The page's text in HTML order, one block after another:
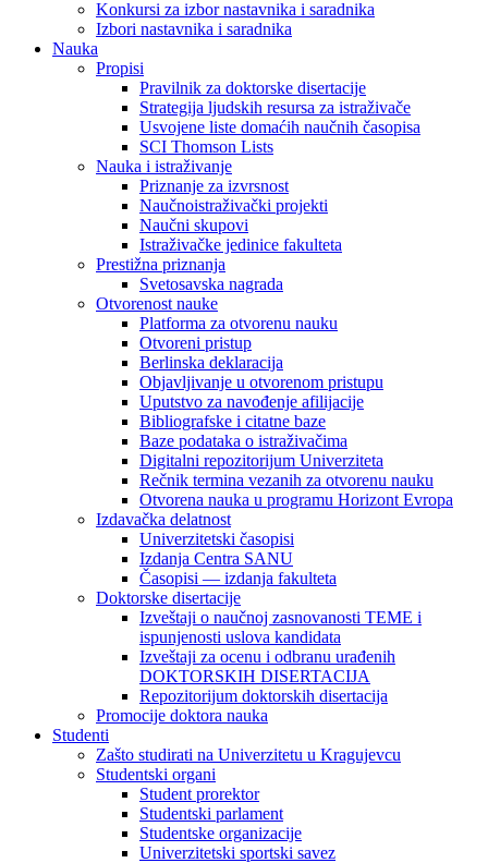
Konkursi za izbor nastavnika i saradnika
Izbori nastavnika i saradnika
Nauka
Propisi
Pravilnik za doktorske disertacije
Strategija ljudskih resursa za istraživače
Usvojene liste domaćih naučnih časopisa
SCI Thomson Lists
Nauka i istraživanje
Priznanje za izvrsnost
Naučnoistraživački projekti
Naučni skupovi
Istraživačke jedinice fakulteta
Prestižna priznanja
Svetosavska nagrada
Otvorenost nauke
Platforma za otvorenu nauku
Otvoreni pristup
Berlinska deklaracija
Objavljivanje u otvorenom pristupu
Uputstvo za navođenje afilijacije
Bibliografske i citatne baze
Baze podataka o istraživačima
Digitalni repozitorijum Univerziteta
Rečnik termina vezanih za otvorenu nauku
Otvorena nauka u programu Horizont Evropa
Izdavačka delatnost
Univerzitetski časopisi
Izdanja Centra SANU
Časopisi — izdanja fakulteta
Doktorske disertacije
Izveštaji o naučnoj zasnovanosti TEME i
ispunjenosti uslova kandidata
Izveštaji za ocenu i odbranu urađenih
DOKTORSKIH DISERTACIJA
Repozitorijum doktorskih disertacija
Promocije doktora nauka
Studenti
Zašto studirati na Univerzitetu u Kragujevcu
Studentski organi
Student prorektor
Studentski parlament
Studentske organizacije
Univerzitetski sportski savez